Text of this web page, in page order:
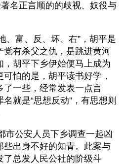
名正言顺的的歧视、奴役与
、富、反、坏、右”，胡平是
党有杀父之仇，是跳进黄河
，胡平下乡伊始便马上成为
怕的是，胡平读书好学，
了一些，经常发表一点言
就是“思想反动”，有思想则
市公安人员下乡调查一起凶
些出身不好的知青。此案与
了总发人民公社的阶级斗